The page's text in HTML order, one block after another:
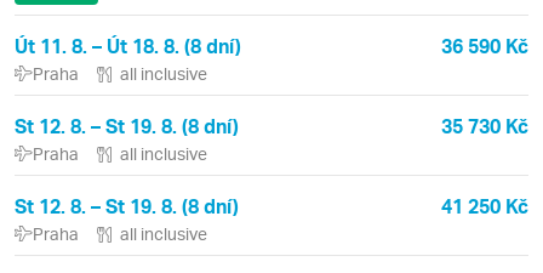
Út 11. 8. – Út 18. 8. (8 dní) 36 590 Kč
Praha all inclusive
St 12. 8. – St 19. 8. (8 dní) 35 730 Kč
Praha all inclusive
St 12. 8. – St 19. 8. (8 dní) 41 250 Kč
Praha all inclusive